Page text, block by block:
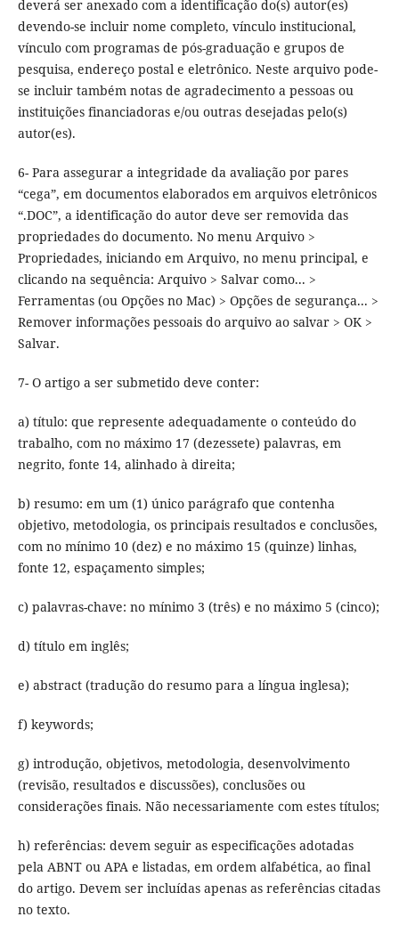
deverá ser anexado com a identificação do(s) autor(es)
devendo-se incluir nome completo, vínculo institucional,
vínculo com programas de pós-graduação e grupos de
pesquisa, endereço postal e eletrônico. Neste arquivo pode-
se incluir também notas de agradecimento a pessoas ou
instituições financiadoras e/ou outras desejadas pelo(s)
autor(es).
6- Para assegurar a integridade da avaliação por pares
“cega”, em documentos elaborados em arquivos eletrônicos
“.DOC”, a identificação do autor deve ser removida das
propriedades do documento. No menu Arquivo >
Propriedades, iniciando em Arquivo, no menu principal, e
clicando na sequência: Arquivo > Salvar como... >
Ferramentas (ou Opções no Mac) > Opções de segurança... >
Remover informações pessoais do arquivo ao salvar > OK >
Salvar.
7- O artigo a ser submetido deve conter:
a) título: que represente adequadamente o conteúdo do
trabalho, com no máximo 17 (dezessete) palavras, em
negrito, fonte 14, alinhado à direita;
b) resumo: em um (1) único parágrafo que contenha
objetivo, metodologia, os principais resultados e conclusões,
com no mínimo 10 (dez) e no máximo 15 (quinze) linhas,
fonte 12, espaçamento simples;
c) palavras-chave: no mínimo 3 (três) e no máximo 5 (cinco);
d) título em inglês;
e) abstract (tradução do resumo para a língua inglesa);
f) keywords;
g) introdução, objetivos, metodologia, desenvolvimento
(revisão, resultados e discussões), conclusões ou
considerações finais. Não necessariamente com estes títulos;
h) referências: devem seguir as especificações adotadas
pela ABNT ou APA e listadas, em ordem alfabética, ao final
do artigo. Devem ser incluídas apenas as referências citadas
no texto.